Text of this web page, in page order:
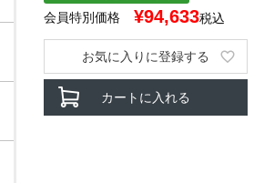
会員特別価格 ¥94,633税込
カートに入れる
お気に入りに登録する